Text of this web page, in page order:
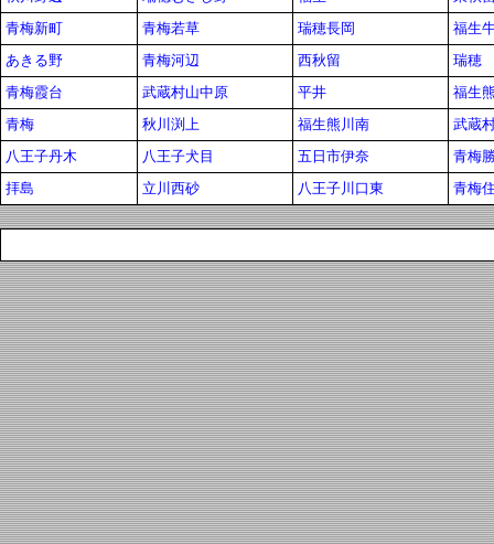
青梅新町
青梅若草 瑞穂長岡
福生
あきる野
青梅河辺 西秋留
瑞穂
青梅霞台
武蔵村山中原 平井
福生
青梅
秋川渕上 福生熊川南
武蔵
八王子丹木
八王子犬目 五日市伊奈
青梅
拝島
立川西砂 八王子川口東 青梅